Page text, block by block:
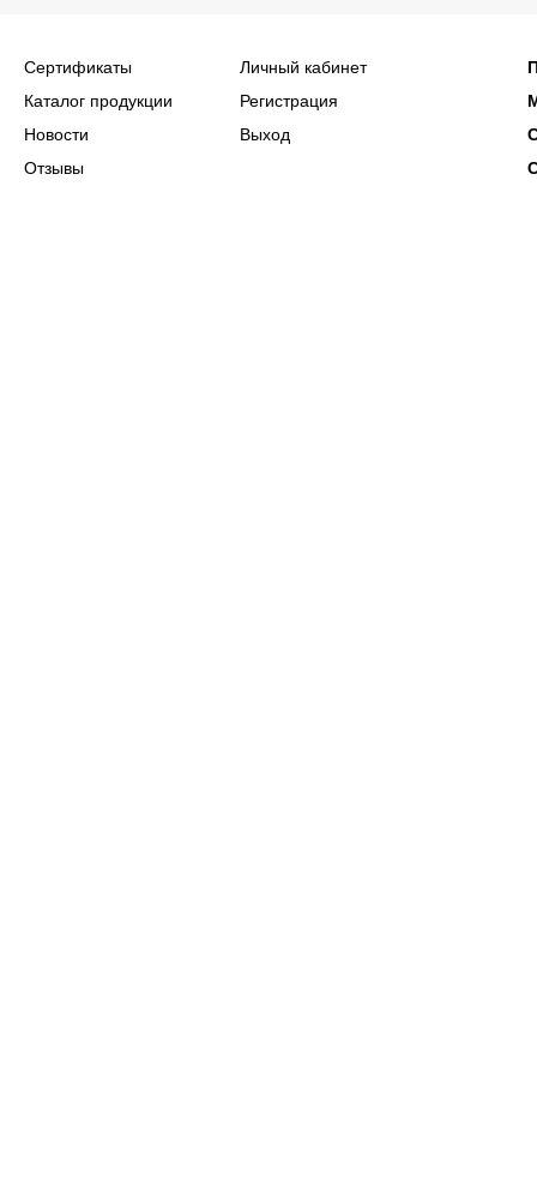
Сертификаты
Каталог продукции
Новости
Отзывы
Личный кабинет
Регистрация
Выход